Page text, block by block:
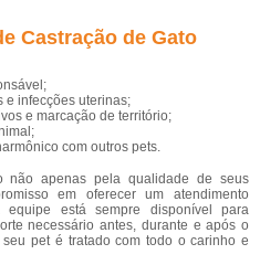
Castração de Gato
e infecções uterinas;
e marcação de território;
com outros pets.
não apenas pela qualidade de seus
em oferecer um atendimento
equipe está sempre disponível para
necessário antes, durante e após o
pet é tratado com todo o carinho e